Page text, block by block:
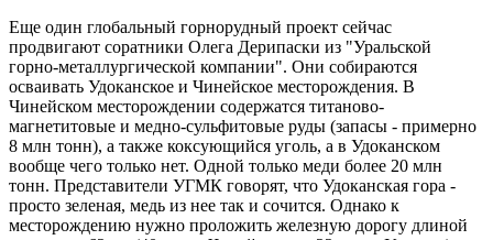
Еще один глобальный горнорудный проект сейчас
продвигают соратники Олега Дерипаски из "Уральской
горно-металлургической компании". Они собираются
осваивать Удоканское и Чинейское месторождения. В
Чинейском месторождении содержатся титаново-
магнетитовые и медно-сульфитовые руды (запасы - примерно
8 млн тонн), а также коксующийся уголь, а в Удоканском
вообще чего только нет. Одной только меди более 20 млн
тонн. Представители УГМК говорят, что Удоканская гора -
просто зеленая, медь из нее так и сочится. Однако к
месторождению нужно проложить железную дорогу длиной